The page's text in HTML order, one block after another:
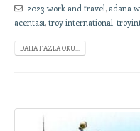
2023 work and travel, adana
acentası,troy international,
DAHA FAZLA OKU...